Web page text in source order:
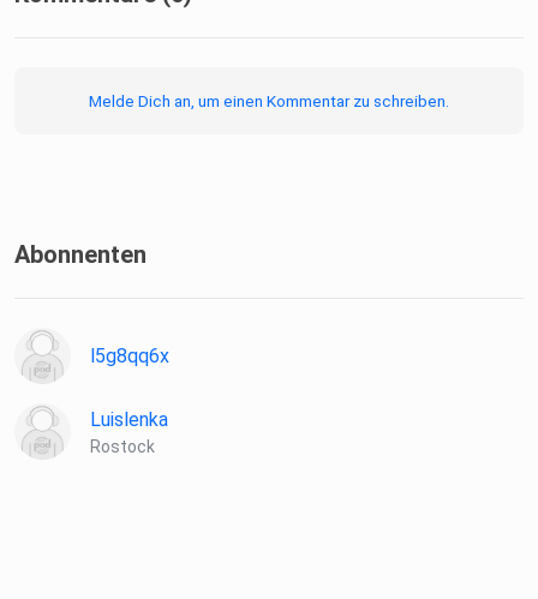
letterboxd.com/ninjastein
Melde Dich an, um einen Kommentar zu schreiben.
Abonnenten
l5g8qq6x
Luislenka
Rostock